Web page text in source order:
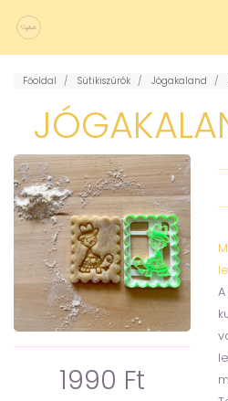
Főoldal Sütikiszúrók Jógakaland
1990 Ft